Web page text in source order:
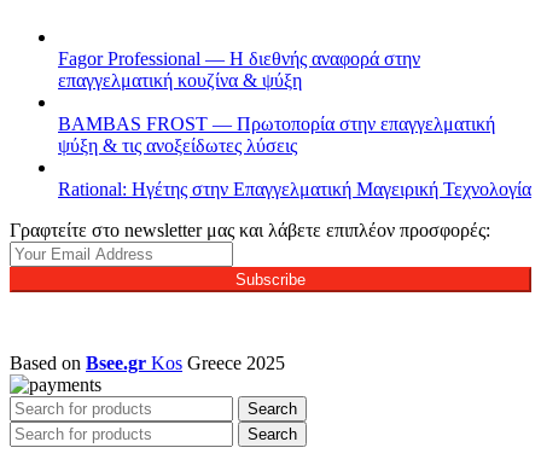
Fagor Professional — Η διεθνής αναφορά στην
επαγγελματική κουζίνα & ψύξη
BAMBAS FROST — Πρωτοπορία στην επαγγελματική
ψύξη & τις ανοξείδωτες λύσεις
Rational: Ηγέτης στην Επαγγελματική Μαγειρική Τεχνολογία
Γραφτείτε στο newsletter μας και λάβετε επιπλέον προσφορές:
Subscribe
Based on Bsee.gr Kos Greece 2025
Search
Search